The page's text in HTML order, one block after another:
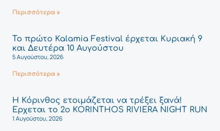
Περισσότερα »
Το πρώτο Kalamia Festival έρχεται Κυριακή 9
και Δευτέρα 10 Αυγούστου
5 Αυγούστου, 2026
Περισσότερα »
Η Κόρινθος ετοιμάζεται να τρέξει ξανά!
Έρχεται το 2ο KORINTHOS RIVIERA NIGHT RUN
1 Αυγούστου, 2026